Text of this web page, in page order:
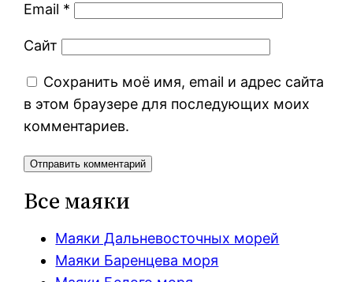
Email *
Сайт
Сохранить моё имя, email и адрес сайта
в этом браузере для последующих моих
комментариев.
Все маяки
Маяки Дальневосточных морей
Маяки Баренцева моря